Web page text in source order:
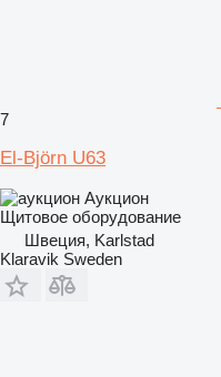
7
El-Björn U63
Аукцион
Щитовое оборудование
Швеция, Karlstad
Klaravik Sweden